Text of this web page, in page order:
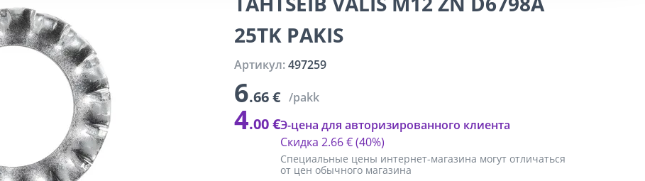
25TK PAKIS
Артикул:497259
6.66 € /pakk
4.00 €
Специальные цены интернет-магазина могут отличаться
от цен обычного магазина
Скидка 2.66 €(40%)
Э-цена для авторизированного клиента